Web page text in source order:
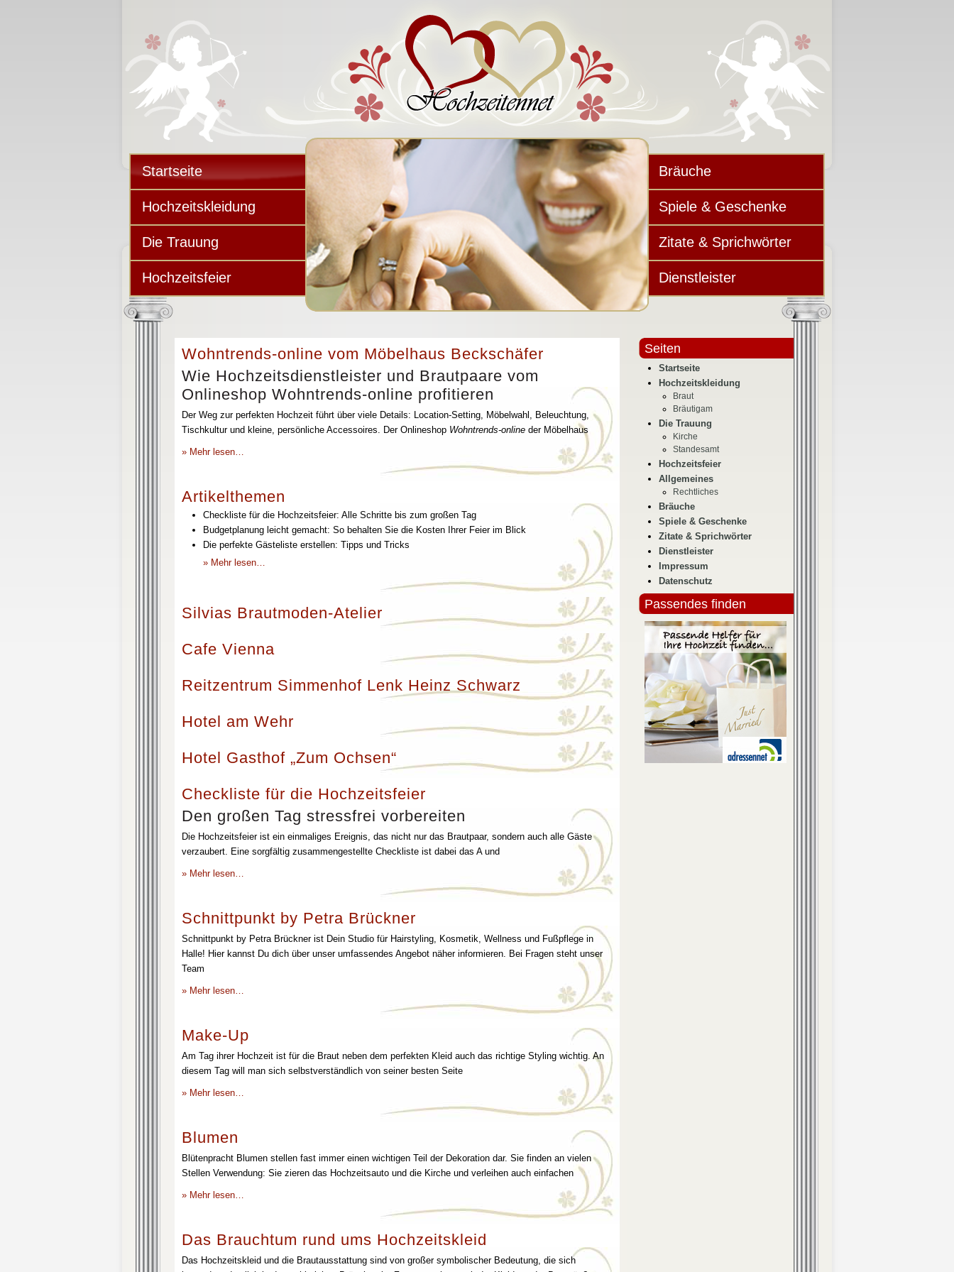
Startseite
Hochzeitskleidung
Die Trauung
Hochzeitsfeier
Bräuche
Spiele & Geschenke
Zitate & Sprichwörter
Dienstleister
Wohntrends-online vom Möbelhaus Beckschäfer
Wie Hochzeitsdienstleister und Brautpaare vom
Onlineshop Wohntrends-online profitieren
Der Weg zur perfekten Hochzeit führt über viele Details: Location-Setting, Möbelwahl, Beleuchtung,
Tischkultur und kleine, persönliche Accessoires. Der Onlineshop Wohntrends-online der Möbelhaus
» Mehr lesen…
Artikelthemen
Checkliste für die Hochzeitsfeier: Alle Schritte bis zum großen Tag
Budgetplanung leicht gemacht: So behalten Sie die Kosten Ihrer Feier im Blick
Die perfekte Gästeliste erstellen: Tipps und Tricks
» Mehr lesen…
Silvias Brautmoden-Atelier
Cafe Vienna
Reitzentrum Simmenhof Lenk Heinz Schwarz
Hotel am Wehr
Hotel Gasthof „Zum Ochsen“
Checkliste für die Hochzeitsfeier
Den großen Tag stressfrei vorbereiten
Die Hochzeitsfeier ist ein einmaliges Ereignis, das nicht nur das Brautpaar, sondern auch alle Gäste
verzaubert. Eine sorgfältig zusammengestellte Checkliste ist dabei das A und
» Mehr lesen…
Schnittpunkt by Petra Brückner
Schnittpunkt by Petra Brückner ist Dein Studio für Hairstyling, Kosmetik, Wellness und Fußpflege in
Halle! Hier kannst Du dich über unser umfassendes Angebot näher informieren. Bei Fragen steht unser
Team
» Mehr lesen…
Make-Up
Am Tag ihrer Hochzeit ist für die Braut neben dem perfekten Kleid auch das richtige Styling wichtig. An
diesem Tag will man sich selbstverständlich von seiner besten Seite
» Mehr lesen…
Blumen
Blütenpracht Blumen stellen fast immer einen wichtigen Teil der Dekoration dar. Sie finden an vielen
Stellen Verwendung: Sie zieren das Hochzeitsauto und die Kirche und verleihen auch einfachen
» Mehr lesen…
Das Brauchtum rund ums Hochzeitskleid
Das Hochzeitskleid und die Brautausstattung sind von großer symbolischer Bedeutung, die sich
Seiten
Startseite
Hochzeitskleidung
Braut
Bräutigam
Die Trauung
Kirche
Standesamt
Hochzeitsfeier
Allgemeines
Rechtliches
Bräuche
Spiele & Geschenke
Zitate & Sprichwörter
Dienstleister
Impressum
Datenschutz
Passendes finden